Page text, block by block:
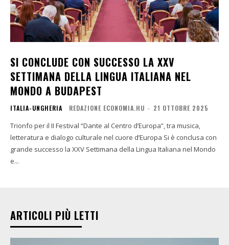
SI CONCLUDE CON SUCCESSO LA XXV
SETTIMANA DELLA LINGUA ITALIANA NEL
MONDO A BUDAPEST
ITALIA-UNGHERIA REDAZIONE ECONOMIA.HU - 21 OTTOBRE 2025
Trionfo per il II Festival “Dante al Centro d’Europa”, tra musica,
letteratura e dialogo culturale nel cuore d’Europa Si è conclusa con
grande successo la XXV Settimana della Lingua Italiana nel Mondo
e...
ARTICOLI PIÙ LETTI